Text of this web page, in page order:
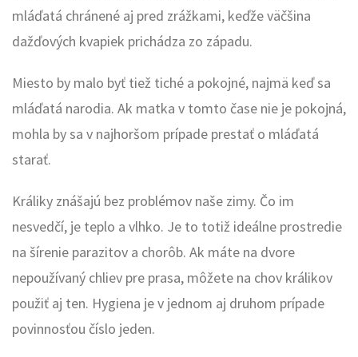
mláďatá chránené aj pred zrážkami, keďže väčšina
dažďových kvapiek prichádza zo západu.
Miesto by malo byť tiež tiché a pokojné, najmä keď sa
mláďatá narodia. Ak matka v tomto čase nie je pokojná,
mohla by sa v najhoršom prípade prestať o mláďatá
starať.
Králiky znášajú bez problémov naše zimy. Čo im
nesvedčí, je teplo a vlhko. Je to totiž ideálne prostredie
na šírenie parazitov a chorôb. Ak máte na dvore
nepoužívaný chliev pre prasa, môžete na chov králikov
použiť aj ten. Hygiena je v jednom aj druhom prípade
povinnosťou číslo jeden.